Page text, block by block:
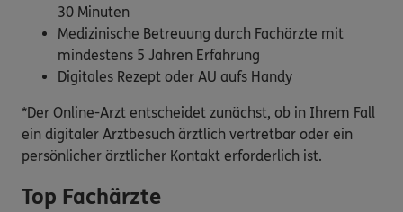
30 Minuten
Medizinische Betreuung durch Fachärzte mit
mindestens 5 Jahren Erfahrung
Digitales Rezept oder AU aufs Handy
*Der Online-Arzt entscheidet zunächst, ob in Ihrem Fall
ein digitaler Arztbesuch ärztlich vertretbar oder ein
persönlicher ärztlicher Kontakt erforderlich ist.
Top Fachärzte